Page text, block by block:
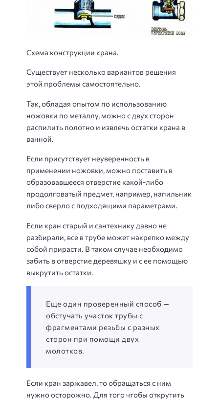
Схема конструкции крана.
Существует несколько вариантов решения
этой проблемы самостоятельно.
Так, обладая опытом по использованию
ножовки по металлу, можно с двух сторон
распилить полотно и извлечь остатки крана в
ванной.
Если присутствует неуверенность в
применении ножовки, можно поставить в
образовавшееся отверстие какой-либо
продолговатый предмет, например, напильник
либо сверло с подходящими параметрами.
Если кран старый и сантехнику давно не
разбирали, все в трубе может накрепко между
собой прирасти. В таком случае необходимо
забить в отверстие деревяшку и с ее помощью
выкрутить остатки.
Еще один проверенный способ —
обстучать участок трубы с
фрагментами резьбы с разных
сторон при помощи двух
молотков.
Если кран заржавел, то обращаться с ним
нужно осторожно. Для того чтобы открутить